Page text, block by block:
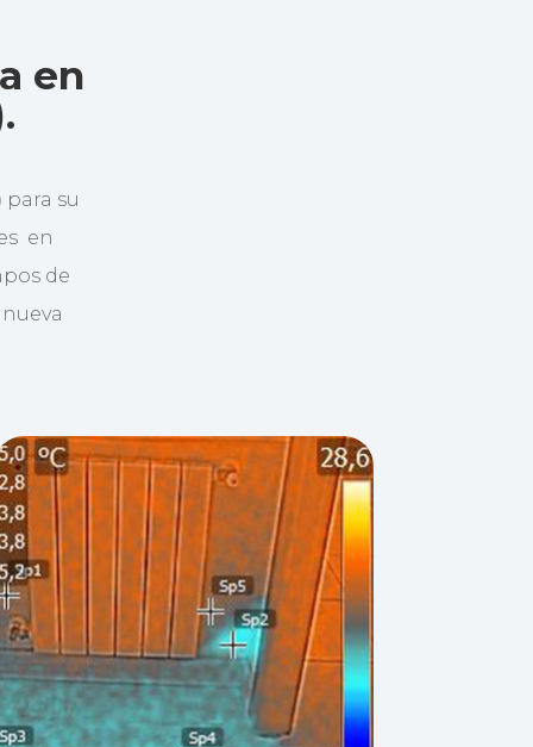
en
para su
en
de